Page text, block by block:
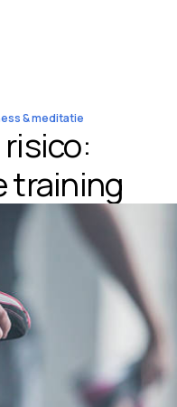
& meditatie
training